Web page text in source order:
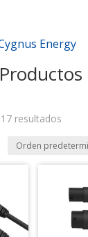
Energy
resultados